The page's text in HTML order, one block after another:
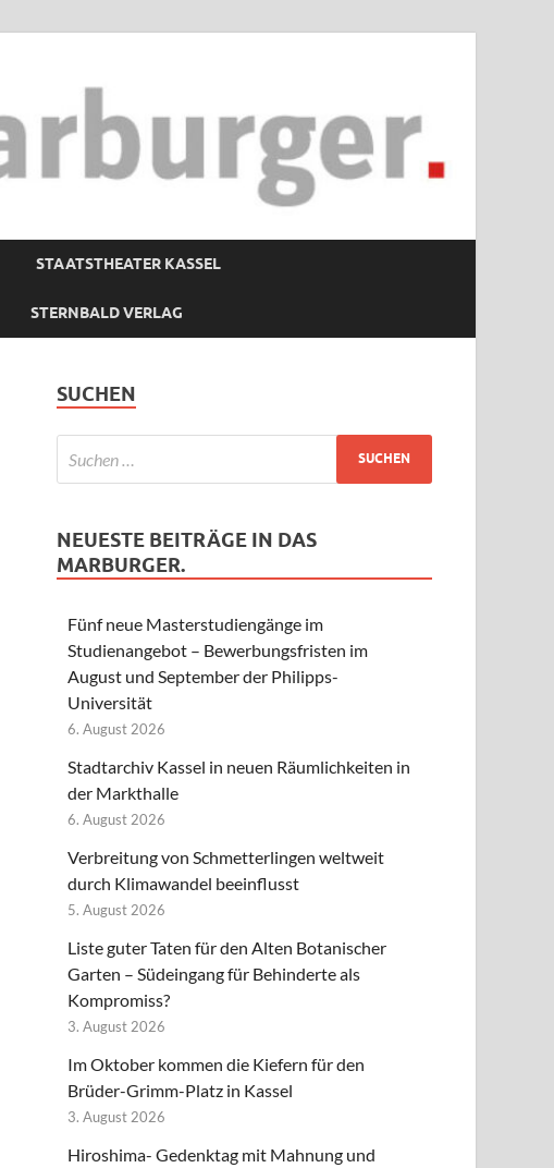
STAATSTHEATER KASSEL
STERNBALD VERLAG
SUCHEN
NEUESTE BEITRÄGE IN DAS
MARBURGER.
Fünf neue Masterstudiengänge im
Studienangebot – Bewerbungsfristen im
August und September der Philipps-
Universität
6. August 2026
Stadtarchiv Kassel in neuen Räumlichkeiten in
der Markthalle
6. August 2026
Verbreitung von Schmetterlingen weltweit
durch Klimawandel beeinflusst
5. August 2026
Liste guter Taten für den Alten Botanischer
Garten – Südeingang für Behinderte als
Kompromiss?
3. August 2026
Im Oktober kommen die Kiefern für den
Brüder-Grimm-Platz in Kassel
3. August 2026
Hiroshima- Gedenktag mit Mahnung und